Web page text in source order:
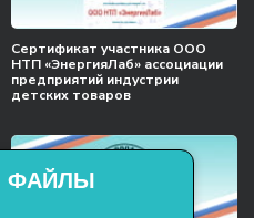
Сертификат участника ООО
НТП «ЭнергияЛаб» ассоциации
предприятий индустрии
детских товаров
ФАЙЛЫ